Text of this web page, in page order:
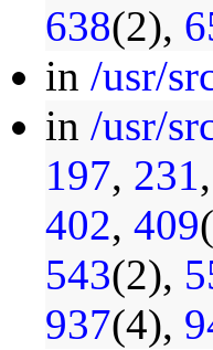
638(2),
in /usr/
in /usr/
197, 231
402, 409
543(2),
937(4),